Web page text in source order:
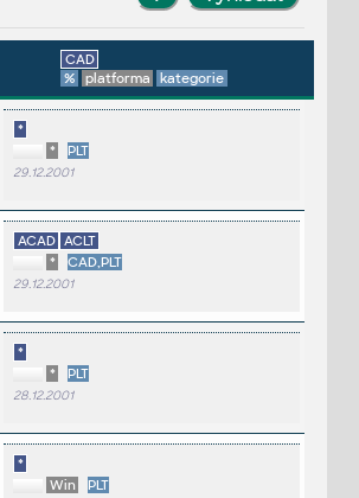
CAD
%
platforma kategorie
*
*
PLT
29.12.2001
ACAD ACLT
*
CAD,PLT
29.12.2001
*
*
PLT
28.12.2001
*
Win
PLT